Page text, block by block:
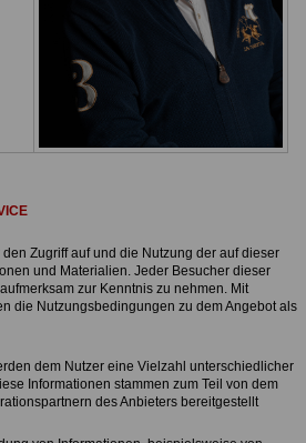
Zugriff auf und die Nutzung der auf dieser
und Materialien. Jeder Besucher dieser
zur Kenntnis zu nehmen. Mit
die Nutzungsbedingungen zu dem Angebot als
dem Nutzer eine Vielzahl unterschiedlicher
Informationen stammen zum Teil von dem
des Anbieters bereitgestellt